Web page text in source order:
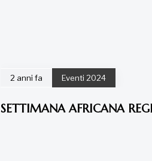
2 anni fa Eventi 2024
SETTIMANA AFRICANA